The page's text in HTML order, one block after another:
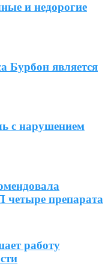
и недорогие
Бурбон является
с нарушением
препарата
работу